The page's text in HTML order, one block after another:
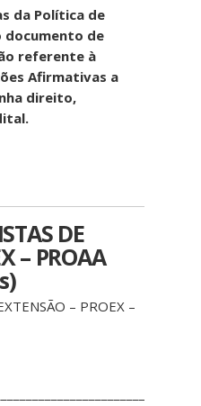
da Política de
documento de
referente à
Afirmativas a
direito,
DE
– PROAA
– PROEX –